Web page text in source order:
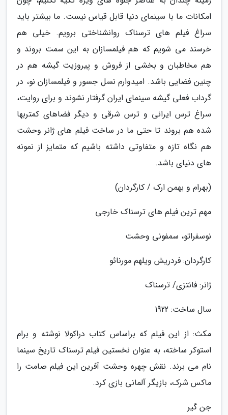
امکانات ما با سینمای دنیا قابل قیاس نیست. ما بیشتر باید
سراغ فیلم های ترسناک روانشناختی برویم. خیلی هم
خرسند می شویم که هم فیلمسازان به این سمت بروند و
هم مخاطبان و بخشی از فروش و پیروزیت گیشه هم در
چنین فضایی باشد. امیدوارم نسل جسور و فیلمسازان نو، در
گرداب فعلی گیشه سینمای ایران گرفتار نشوند و برای روایت،
سراغ ترس ایرانی و ترس شرقی و دیگر فضاهای کمتربها
شده هم بروند تا حتی ما در ساخت فیلم های ژانر وحشت
هم نگاه تازه و متفاوتی داشته باشیم که متمایز از نمونه
های دنیای باشد.
(بهرام و بهمن ارک / کارگردان)
مهم ترین فیلم های ترسناک خارجی
نوسفراتو، سمفونی وحشت
کارگردان: فردریش ویلهم مورنائو
ژانر: فانتزی/ ترسناک
سال ساخت: 1922
مکث: از این فیلم که براساس کتاب دراکولا نوشته و برام
استوکر ساخته، به عنوان نخستین فیلم ترسناک تاریخ سینما
نام می برند. نقش چهره وحشت آفرین این فیلم صامت را
ماکس شرک، بازیگر آلمانی بازی کرد.
جن گیر